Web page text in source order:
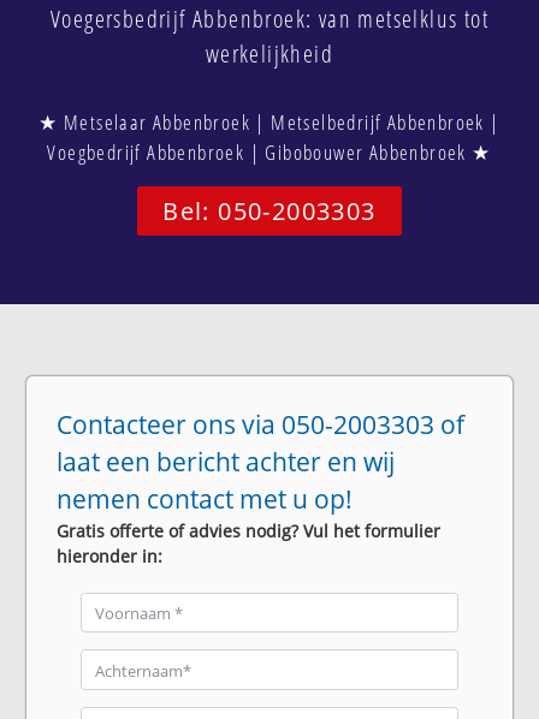
Voegersbedrijf Abbenbroek: van metselklus tot
werkelijkheid
★ Metselaar Abbenbroek | Metselbedrijf Abbenbroek |
Voegbedrijf Abbenbroek | Gibobouwer Abbenbroek ★
Bel: 050-2003303
Contacteer ons via 050-2003303 of
laat een bericht achter en wij
nemen contact met u op!
Gratis offerte of advies nodig? Vul het formulier
hieronder in: